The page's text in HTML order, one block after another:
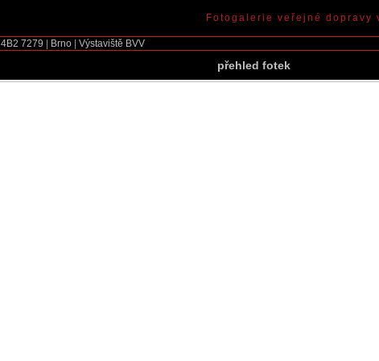
4B2 7279 Brno Výstaviště BVV
přehled fotek
Fotogalerie veřejné dopravy